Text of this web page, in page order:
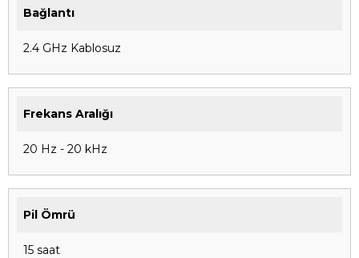
Bağlantı
2.4 GHz Kablosuz
Frekans Aralığı
20 Hz - 20 kHz
Pil Ömrü
15 saat